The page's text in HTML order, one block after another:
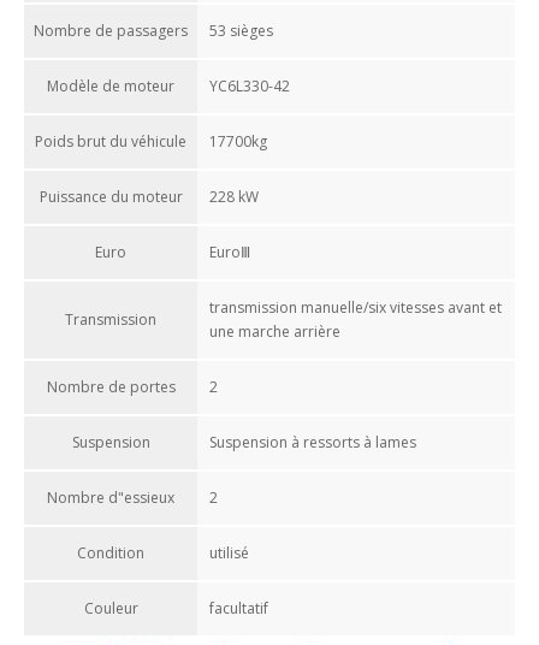
Nombre de passagers 53 sièges
Modèle de moteur YC6L330-42
Poids brut du véhicule 17700kg
Puissance du moteur 228 kW
Euro EuroⅢ
Transmission
transmission manuelle/six vitesses avant et
une marche arrière
Nombre de portes 2
Suspension Suspension à ressorts à lames
Nombre d"essieux 2
Condition utilisé
Couleur facultatif